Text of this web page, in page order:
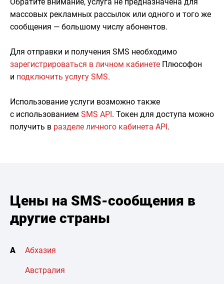
массовых рекламных рассылок или одного и того же
сообщения — большому числу абонентов.
Для отправки и получения SMS необходимо
зарегистрироваться в личном кабинете Плюсофон
и подключить услугу SMS.
Использование услуги возможно также
с использованием SMS API. Токен для доступа можно
получить в разделе личного кабинета API.
Цены на SMS-сообщения в
другие страны
А Абхазия
Австралия